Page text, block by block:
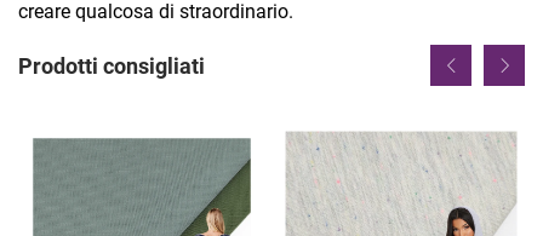
creare qualcosa di straordinario.
Prodotti consigliati